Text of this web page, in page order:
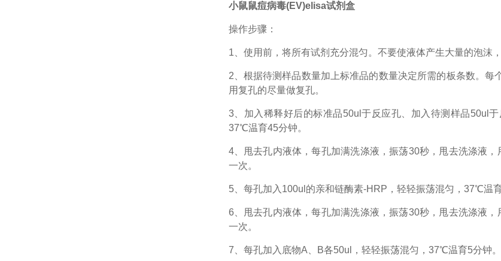
小鼠鼠痘病毒(EV)elisa试剂盒
操作步骤：
1、 使用前，将所有试剂充分混匀。不要使液体产生大量的泡沫
2、根据待测样品数量加上标准品的数量决定所需的板条数。
用复孔的尽量做复孔。
3、加入稀释好后的标准品50ul于反应孔、加入待测样品50ul
37℃温育45分钟。
4、甩去孔内液体，每孔加满洗涤液，振荡30秒，甩去洗涤液
一次。
5、每孔加入100ul的亲和链酶素-HRP，轻轻振荡混匀，37℃温育
6、甩去孔内液体，每孔加满洗涤液，振荡30秒，甩去洗涤液
一次。
7、每孔加入底物A、B各50ul，轻轻振荡混匀，37℃温育5分钟。